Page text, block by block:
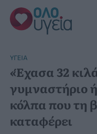
Μετάβαση
στο
περιεχόμενο
YΓΕΊΑ
«Έχασα 32
γυμναστήριο
κόλπα που τη
καταφέρει